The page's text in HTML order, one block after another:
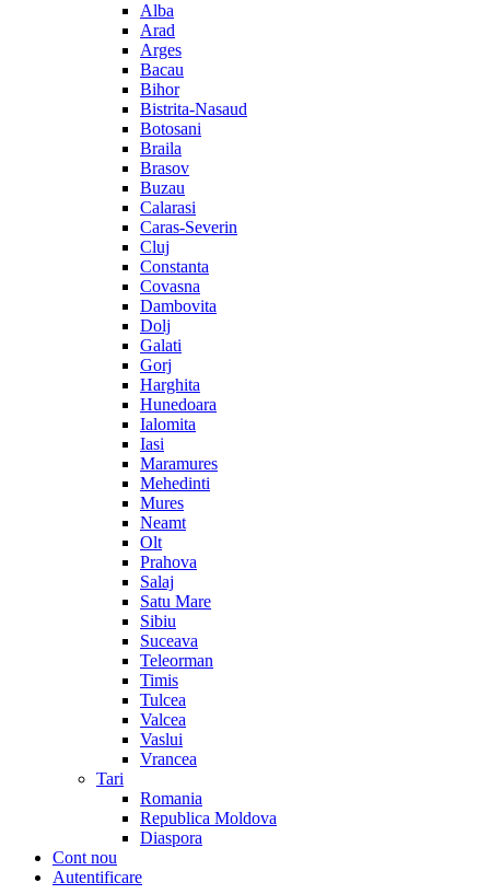
Alba
Arad
Arges
Bacau
Bihor
Bistrita-Nasaud
Botosani
Braila
Brasov
Buzau
Calarasi
Caras-Severin
Cluj
Constanta
Covasna
Dambovita
Dolj
Galati
Gorj
Harghita
Hunedoara
Ialomita
Iasi
Maramures
Mehedinti
Mures
Neamt
Olt
Prahova
Salaj
Satu Mare
Sibiu
Suceava
Teleorman
Timis
Tulcea
Valcea
Vaslui
Vrancea
Tari
Romania
Republica Moldova
Diaspora
Cont nou
Autentificare